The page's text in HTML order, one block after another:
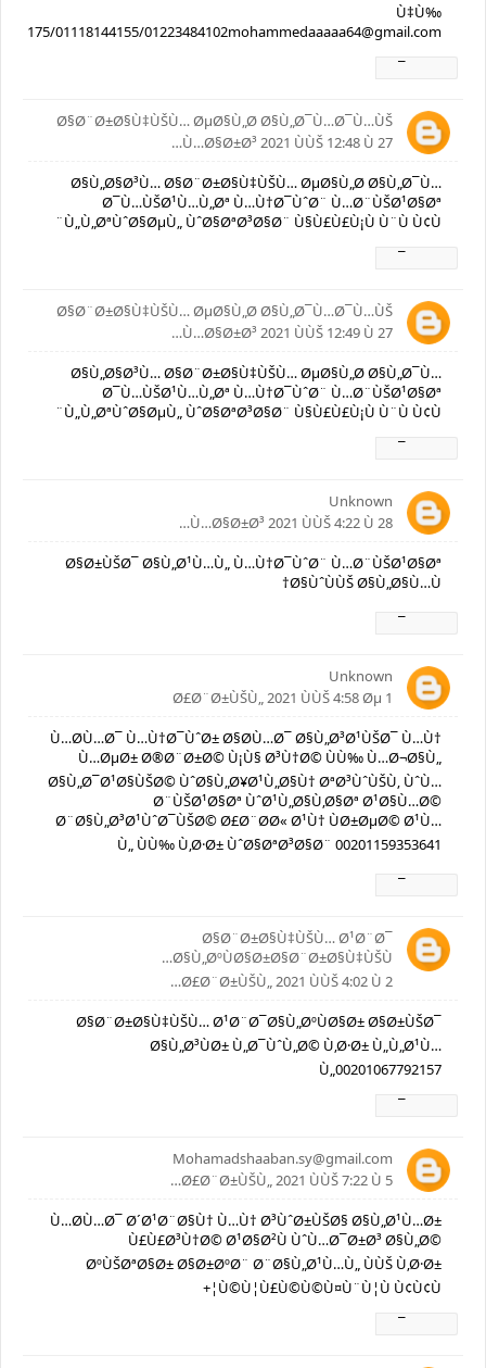
Ù‡Ù‰
01118144155/01223484102mohammedaaaaa64@gmail.com
Ø§Ø¨Ø±Ø§Ù‡ÙŠÙ… ØµØ§Ù„Ø­ Ø§Ù„Ø¯Ù…Ø¯Ù…ÙŠ
27 Ù…Ø§Ø±Ø³ 2021 ÙÙŠ 12:48 Ù…
Ø§Ù„Ø§Ø³Ù… Ø§Ø¨Ø±Ø§Ù‡ÙŠÙ… ØµØ§Ù„Ø­ Ø§Ù„Ø¯Ù…
Ø¯Ù…ÙŠØ¹Ù…Ù„Øª Ù…Ù†Ø¯ÙˆØ¨ Ù…Ø¨ÙŠØ¹Ø§Øª
Ù„Ù„ØªÙˆØ§ØµÙ„ ÙˆØ§ØªØ³Ø§Ø¨ Ù§Ù£Ù£Ù¡Ù Ù¨Ù Ù¢Ù¨
Ø§Ø¨Ø±Ø§Ù‡ÙŠÙ… ØµØ§Ù„Ø­ Ø§Ù„Ø¯Ù…Ø¯Ù…ÙŠ
27 Ù…Ø§Ø±Ø³ 2021 ÙÙŠ 12:49 Ù…
Ø§Ù„Ø§Ø³Ù… Ø§Ø¨Ø±Ø§Ù‡ÙŠÙ… ØµØ§Ù„Ø­ Ø§Ù„Ø¯Ù…
Ø¯Ù…ÙŠØ¹Ù…Ù„Øª Ù…Ù†Ø¯ÙˆØ¨ Ù…Ø¨ÙŠØ¹Ø§Øª
Ù„Ù„ØªÙˆØ§ØµÙ„ ÙˆØ§ØªØ³Ø§Ø¨ Ù§Ù£Ù£Ù¡Ù Ù¨Ù Ù¢Ù¨
Unknown
28 Ù…Ø§Ø±Ø³ 2021 ÙÙŠ 4:22 Ù…
Ø§Ø±ÙŠØ¯ Ø§Ù„Ø¹Ù…Ù„ Ù…Ù†Ø¯ÙˆØ¨ Ù…Ø¨ÙŠØ¹Ø§Øª
Ø§ÙˆÙÙŠ Ø§Ù„Ø§Ù…Ù†
Unknown
1 Ø£Ø¨Ø±ÙŠÙ„ 2021 ÙÙŠ 4:58 Øµ
Ù…Ø­Ù…Ø¯ Ù…Ù†Ø¯ÙˆØ± Ø§Ø­Ù…Ø¯ Ø§Ù„Ø³Ø¹ÙŠØ¯ Ù…Ù†
Ù…ØµØ± Ø®Ø¨Ø±Ø© Ù¡Ù§ Ø³Ù†Ø© ÙÙ‰ Ù…Ø¬Ø§Ù„
Ø§Ù„Ø¯Ø¹Ø§ÙŠØ© ÙˆØ§Ù„Ø¥Ø¹Ù„Ø§Ù† ØªØ³ÙˆÙŠÙ‚ ÙˆÙ…
Ø¨ÙŠØ¹Ø§Øª ÙˆØ¹Ù„Ø§Ù‚Ø§Øª Ø¹Ø§Ù…Ø©
Ø¨Ø§Ù„Ø³Ø¹ÙˆØ¯ÙŠØ© Ø£Ø¨Ø­Ø« Ø¹Ù† ÙØ±ØµØ© Ø¹Ù…
Ù„ ÙÙ‰ Ù‚Ø·Ø± ÙˆØ§ØªØ³Ø§Ø¨ 00201159353641
Ø§Ø¨Ø±Ø§Ù‡ÙŠÙ… Ø¹Ø¨Ø¯
Ø§Ù„ØºÙØ§Ø±Ø§Ø¨Ø±Ø§Ù‡ÙŠÙ…
2 Ø£Ø¨Ø±ÙŠÙ„ 2021 ÙÙŠ 4:02 Ù…
Ø§Ø¨Ø±Ø§Ù‡ÙŠÙ… Ø¹Ø¨Ø¯Ø§Ù„ØºÙØ§Ø± Ø§Ø±ÙŠØ¯
Ø§Ù„Ø³ÙØ± Ù„Ø¯ÙˆÙ„Ø© Ù‚Ø·Ø± Ù„Ù„Ø¹Ù…
Ù„00201067792157
Mohamadshaaban.sy@gmail.com
5 Ø£Ø¨Ø±ÙŠÙ„ 2021 ÙÙŠ 7:22 Ù…
Ù…Ø­Ù…Ø¯ Ø´Ø¹Ø¨Ø§Ù† Ù…Ù† Ø³ÙˆØ±ÙŠØ§ Ø§Ù„Ø¹Ù…Ø±
Ù£Ù£Ø³Ù†Ø© Ø¹Ø§Ø²Ù ÙˆÙ…Ø¯Ø±Ø³ Ø§Ù„Ø©
ØºÙŠØªØ§Ø± Ø§Ø±ØºØ¨ Ø¨Ø§Ù„Ø¹Ù…Ù„ ÙÙŠ Ù‚Ø·Ø±
Ù©Ù¦Ù£Ù©Ù©Ù¤Ù¨Ù¦Ù Ù¢Ù¢Ù¦+